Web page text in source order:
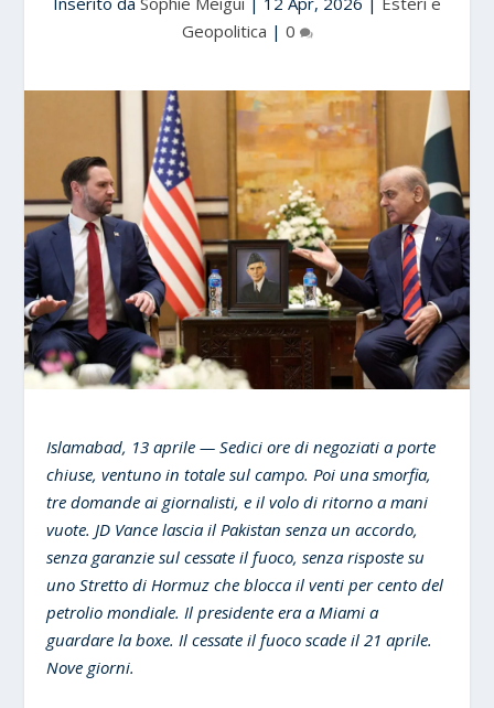
Geopolitica | 0
Islamabad, 13 aprile — Sedici ore di negoziati a porte
chiuse, ventuno in totale sul campo. Poi una smorfia,
tre domande ai giornalisti, e il volo di ritorno a mani
vuote. JD Vance lascia il Pakistan senza un accordo,
senza garanzie sul cessate il fuoco, senza risposte su
uno Stretto di Hormuz che blocca il venti per cento del
petrolio mondiale. Il presidente era a Miami a
guardare la boxe. Il cessate il fuoco scade il 21 aprile.
Nove giorni.